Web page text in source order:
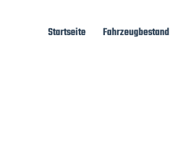
Startseite Fahrzeugbestand